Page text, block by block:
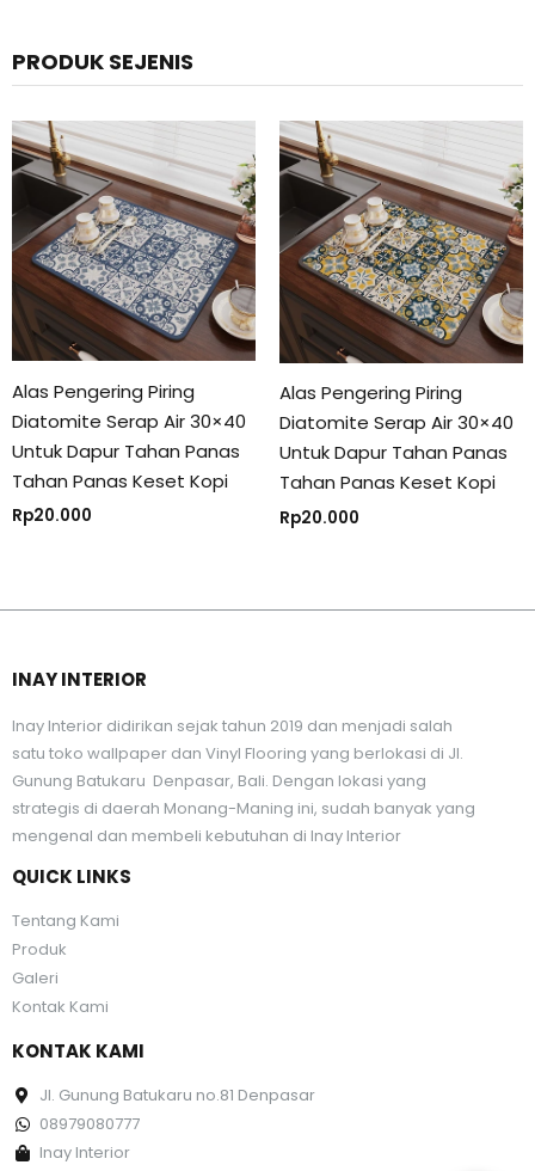
PRODUK SEJENIS
Alas Pengering Piring
Diatomite Serap Air 30×40
Untuk Dapur Tahan Panas
Tahan Panas Keset Kopi
Rp20.000
Alas Pengering Piring
Diatomite Serap Air 30×40
Untuk Dapur Tahan Panas
Tahan Panas Keset Kopi
Rp20.000
INAY INTERIOR
Inay Interior didirikan sejak tahun 2019 dan menjadi salah
satu toko wallpaper dan Vinyl Flooring yang berlokasi di Jl.
Gunung Batukaru Denpasar, Bali. Dengan lokasi yang
strategis di daerah Monang-Maning ini, sudah banyak yang
mengenal dan membeli kebutuhan di Inay Interior
QUICK LINKS
Tentang Kami
Produk
Galeri
Kontak Kami
KONTAK KAMI
Jl. Gunung Batukaru no.81 Denpasar
08979080777
Inay Interior